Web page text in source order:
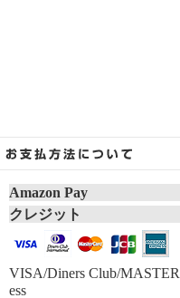
Amazon Pay
クレジット
VISA/Diners Club/
ess